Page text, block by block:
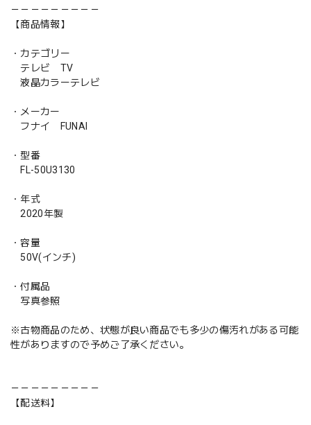
－－－－－－－－－
【商品情報】
・カテゴリー
テレビ TV
液晶カラーテレビ
・メーカー
フナイ FUNAI
・型番
FL-50U3130
・年式
2020年製
・容量
50V(インチ)
・付属品
写真参照
※古物商品のため、状態が良い商品でも多少の傷汚れがある可能
性がありますので予めご了承ください。
－－－－－－－－－
【配送料】